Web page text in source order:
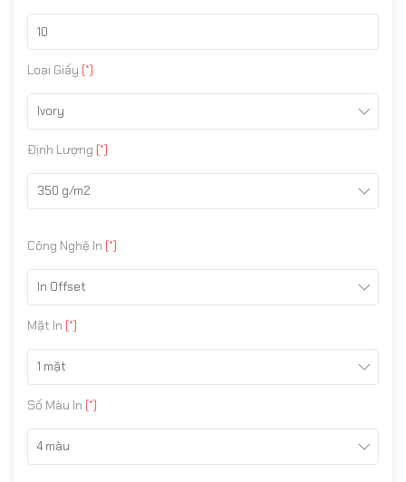
Loại Giấy (*)
Ivory
Định Lượng (*)
350 g/m2
Công Nghệ In (*)
In Offset
Mặt In (*)
1 mặt
Số Màu In (*)
4 màu